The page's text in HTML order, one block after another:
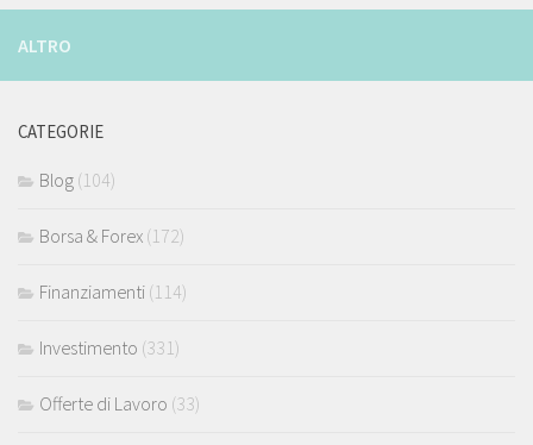
ALTRO
CATEGORIE
Blog (104)
Borsa & Forex (172)
Finanziamenti (114)
Investimento (331)
Offerte di Lavoro (33)